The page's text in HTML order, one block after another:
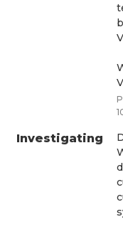
Investigating